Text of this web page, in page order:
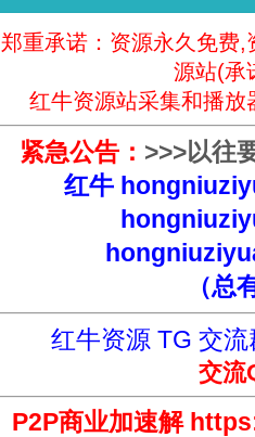
郑重承诺：资源永久免费
源站(承
红牛资源站采集和播放
紧急公告： >>>以往
红牛
（总
红牛资源 TG 交流
交流
P2P商业加速解